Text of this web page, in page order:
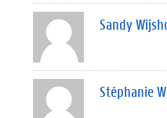
Sandy
Stéphanie